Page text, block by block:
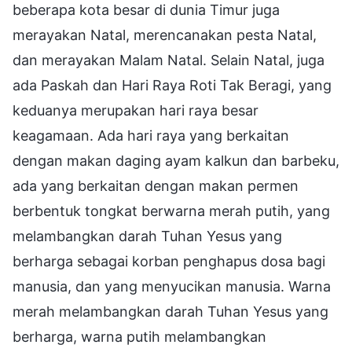
beberapa kota besar di dunia Timur juga
merayakan Natal, merencanakan pesta Natal,
dan merayakan Malam Natal. Selain Natal, juga
ada Paskah dan Hari Raya Roti Tak Beragi, yang
keduanya merupakan hari raya besar
keagamaan. Ada hari raya yang berkaitan
dengan makan daging ayam kalkun dan barbeku,
ada yang berkaitan dengan makan permen
berbentuk tongkat berwarna merah putih, yang
melambangkan darah Tuhan Yesus yang
berharga sebagai korban penghapus dosa bagi
manusia, dan yang menyucikan manusia. Warna
merah melambangkan darah Tuhan Yesus yang
berharga, warna putih melambangkan